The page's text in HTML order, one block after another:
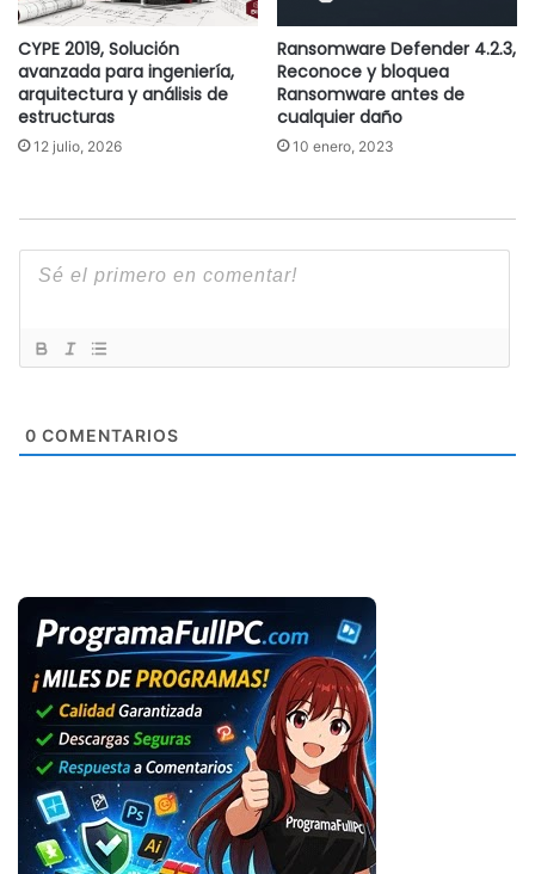
CYPE 2019, Solución
avanzada para ingeniería,
arquitectura y análisis de
estructuras
12 julio, 2026
Ransomware Defender 4.2.3,
Reconoce y bloquea
Ransomware antes de
cualquier daño
10 enero, 2023
0 COMENTARIOS